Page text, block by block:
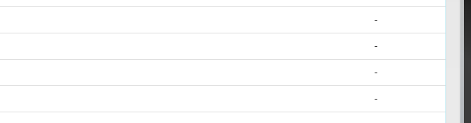
-
-
-
-